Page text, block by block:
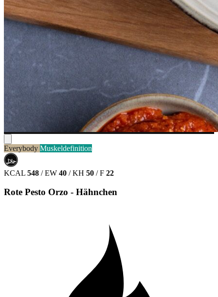
Everybody Muskeldefinition
حلال
HALAL
KCAL 548 / EW 40 / KH 50 / F 22
Rote Pesto Orzo - Hähnchen